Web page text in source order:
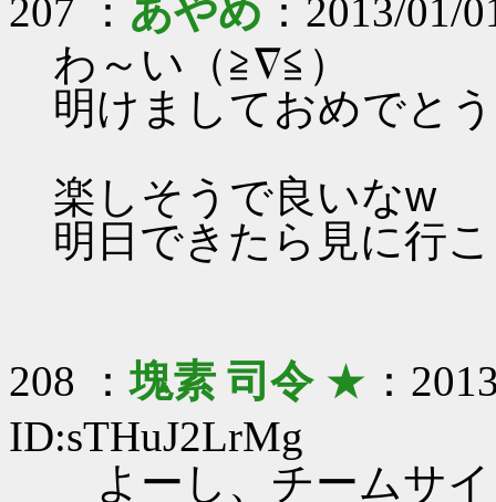
207 ： あやめ ：2013/01/
わ～い（≧∇≦）
明けましておめでと
楽しそうで良いなw
明日できたら見に行
208 ：塊素 司令★ ：
ID:sTHuJ2LrMg
よーし、チームサ